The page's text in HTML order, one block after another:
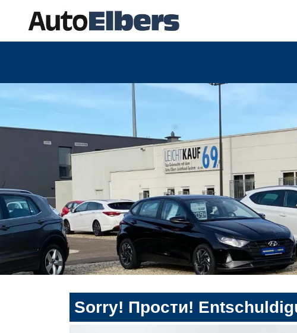
Sorry! Прости!